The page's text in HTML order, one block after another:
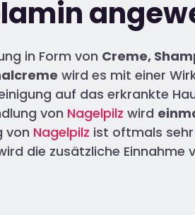
in Form von Creme,
wird es mit einer
auf das erkrankte
von Nagelpilz wird
von Nagelpilz ist oftmals
die zusätzliche Einnahme